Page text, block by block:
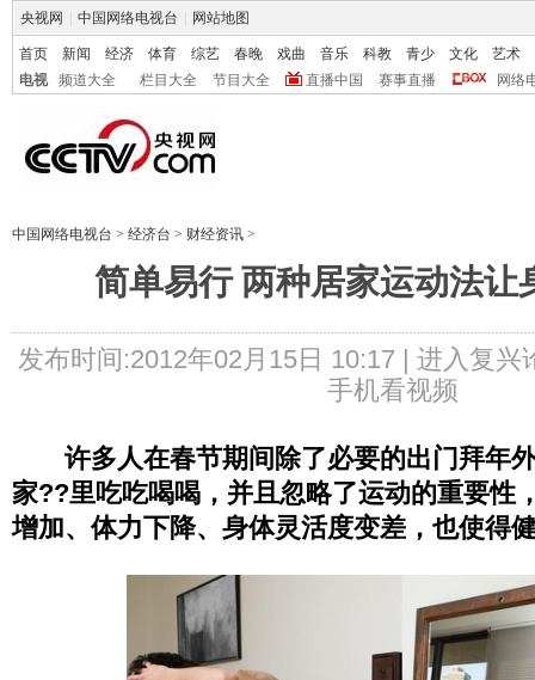
央视网 中国网络电视台 网站地图
首页 新闻 经济 体育 综艺 春晚 戏曲 音乐 科教 青少 文化
艺术
电视
频道大全 栏目大全 节目大全 直播中国 赛事直播 网络
中国网络电视台 > 经济台 > 财经资讯 >
简单易行 两种居家运动法让
发布时间:2012年02月15日 10:17 | 进入复兴
手机看视频
许多人在春节期间除了必要的出门拜年
家??里吃吃喝喝，并且忽略了运动的重要性
增加、体力下降、身体灵活度变差，也使得